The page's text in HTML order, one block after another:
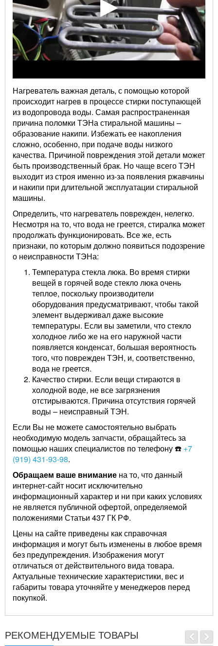
Нагреватель важная деталь, с помощью которой
происходит нагрев в процессе стирки поступающей
из водопровода воды. Самая распространенная
причина поломки ТЭНа стиральной машины –
образование накипи. Избежать ее накопления
сложно, особенно, при подаче воды низкого
качества. Причиной повреждения этой детали может
быть производственный брак. Но чаще всего ТЭН
выходит из строя именно из-за появления ржавчины
и накипи при длительной эксплуатации стиральной
машины.
Определить, что нагреватель поврежден, нелегко.
Несмотря на то, что вода не греется, стиралка может
продолжать функционировать. Все же, есть
признаки, по которым должно появиться подозрение
о неисправности ТЭНа:
Температура стекла люка. Во время стирки
вещей в горячей воде стекло люка очень
теплое, поскольку производители
оборудования предусматривают, чтобы такой
элемент выдерживал даже высокие
температуры. Если вы заметили, что стекло
холодное либо же на его наружной части
появляется конденсат, большая вероятность
того, что поврежден ТЭН, и, соответственно,
вода не греется.
Качество стирки. Если вещи стираются в
холодной воде, не все загрязнения
отстирываются. Причина отсутствия горячей
воды – неисправный ТЭН.
Если Вы не можете самостоятельно выбрать
необходимую модель запчасти, обращайтесь за
помощью наших специалистов по телефону ☎️ +7
(919) 431-93-98.
Обращаем ваше внимание на то, что данный
интернет-сайт носит исключительно
информационный характер и ни при каких условиях
не является публичной офертой, определяемой
положениями Статьи 437 ГК РФ.
Цены на сайте приведены как справочная
информация и могут быть изменены в любое время
без предупреждения. Изображения могут
отличаться от действительного вида товара.
Актуальные технические характеристики, вес и
габариты товара уточняйте у менеджеров перед
покупкой.
РЕКОМЕНДУЕМЫЕ ТОВАРЫ